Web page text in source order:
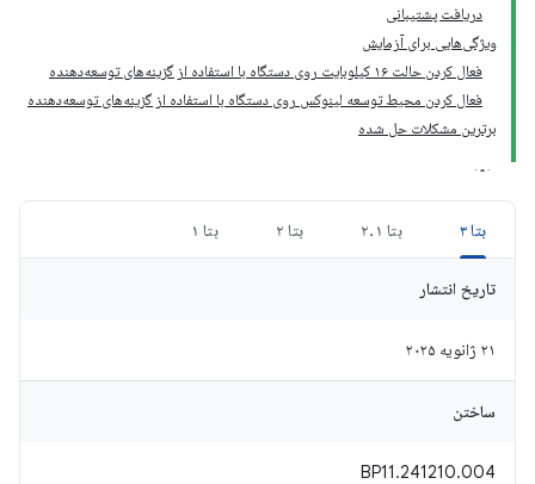
دریافت پشتیبانی
ویژگی‌هایی برای آزمایش
فعال کردن حالت ۱۶ کیلوبایت روی دستگاه با استفاده از گزینه‌های توسعه‌دهنده
فعال کردن محیط توسعه لینوکس روی دستگاه با استفاده از گزینه‌های توسعه‌دهنده
برترین مشکلات حل شده
بتا ۳ بتا ۲.۱ بتا ۲ بتا ۱
تاریخ انتشار
۲۱ ژانویه ۲۰۲۵
ساختن
BP11.241210.004